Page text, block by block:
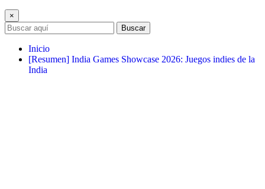
×
Buscar
Inicio
[Resumen] India Games Showcase 2026: Juegos indies de la
India